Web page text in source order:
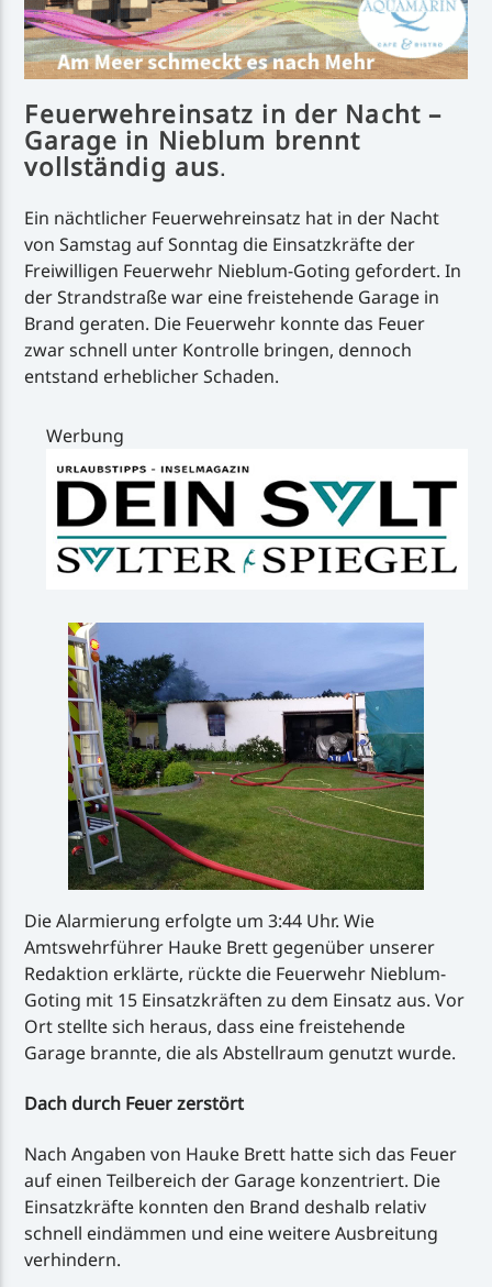
Feuerwehreinsatz in der Nacht –
Garage in Nieblum brennt
vollständig aus.
Ein nächtlicher Feuerwehreinsatz hat in der Nacht
von Samstag auf Sonntag die Einsatzkräfte der
Freiwilligen Feuerwehr Nieblum-Goting gefordert. In
der Strandstraße war eine freistehende Garage in
Brand geraten. Die Feuerwehr konnte das Feuer
zwar schnell unter Kontrolle bringen, dennoch
entstand erheblicher Schaden.
Werbung
Die Alarmierung erfolgte um 3:44 Uhr. Wie
Amtswehrführer Hauke Brett gegenüber unserer
Redaktion erklärte, rückte die Feuerwehr Nieblum-
Goting mit 15 Einsatzkräften zu dem Einsatz aus. Vor
Ort stellte sich heraus, dass eine freistehende
Garage brannte, die als Abstellraum genutzt wurde.
Dach durch Feuer zerstört
Nach Angaben von Hauke Brett hatte sich das Feuer
auf einen Teilbereich der Garage konzentriert. Die
Einsatzkräfte konnten den Brand deshalb relativ
schnell eindämmen und eine weitere Ausbreitung
verhindern.